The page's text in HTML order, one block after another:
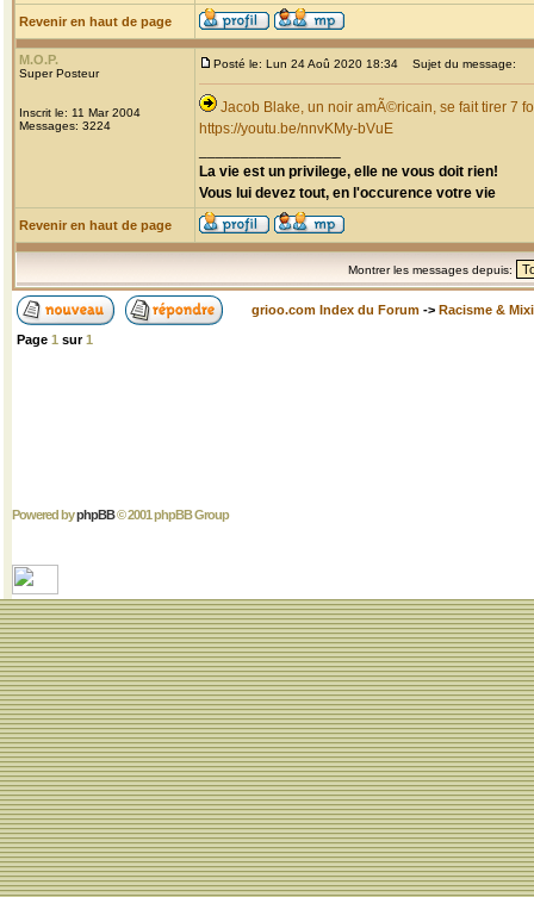
Revenir en haut de page
M.O.P.
Super Posteur
Inscrit le: 11 Mar 2004
Messages: 3224
Posté le: Lun 24 Aoû 2020 18:34 Sujet du message:
Jacob Blake, un noir amÃ©ricain, se fait tirer 7
https://youtu.be/nnvKMy-bVuE
La vie est un privilege, elle ne vous doit rien!
Vous lui devez tout, en l'occurence votre vie
Revenir en haut de page
Montrer les messages depuis:
grioo.com Index du Forum -> Racisme &
Page 1 sur1
Powered byphpBB© 2001 phpBB Group